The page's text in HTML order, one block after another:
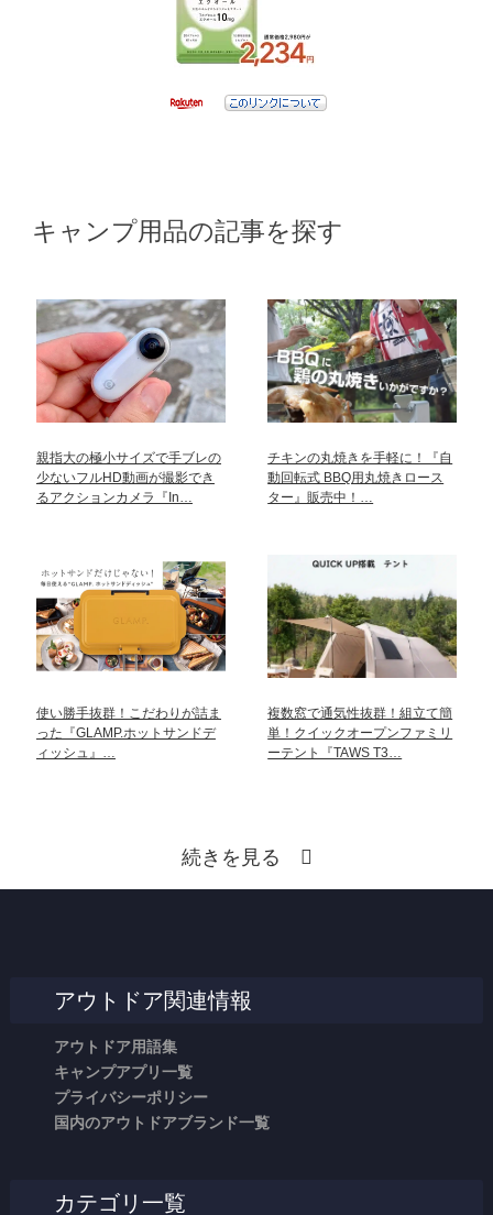
キャンプ用品の記事を探す
親指大の極小サイズで手ブレの
少ないフルHD動画が撮影でき
るアクションカメラ『In…
チキンの丸焼きを手軽に！『自
動回転式 BBQ用丸焼きロース
ター』販売中！…
使い勝手抜群！こだわりが詰ま
った『GLAMP.ホットサンドデ
ィッシュ』…
複数窓で通気性抜群！組立て簡
単！クイックオープンファミリ
ーテント『TAWS T3…
続きを見る
アウトドア関連情報
アウトドア用語集
キャンプアプリ一覧
プライバシーポリシー
国内のアウトドアブランド一覧
カテゴリ一覧